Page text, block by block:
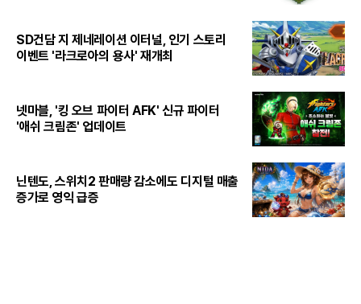
SD건담 지 제네레이션 이터널, 인기 스토리
이벤트 '라크로아의 용사' 재개최
넷마블, '킹 오브 파이터 AFK' 신규 파이터
'애쉬 크림존' 업데이트
닌텐도, 스위치2 판매량 감소에도 디지털 매출
증가로 영익 급증